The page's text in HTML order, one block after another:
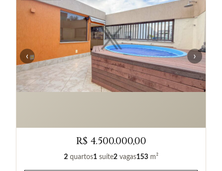
‹ ›
R$ 4.500.000,00
2quartos1suíte2vagas153m²